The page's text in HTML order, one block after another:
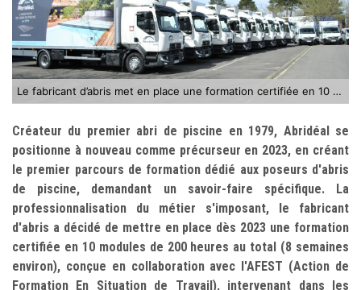
Le fabricant d’abris met en place une formation certifiée en 10 modules
Créateur du premier abri de piscine en 1979, Abridéal se
positionne à nouveau comme précurseur en 2023, en créant
le premier parcours de formation dédié aux poseurs d'abris
de piscine, demandant un savoir-faire spécifique. La
professionnalisation du métier s'imposant, le fabricant
d'abris a décidé de mettre en place dès 2023 une formation
certifiée en 10 modules de 200 heures au total (8 semaines
environ), conçue en collaboration avec l'AFEST (Action de
Formation En Situation de Travail), intervenant dans les